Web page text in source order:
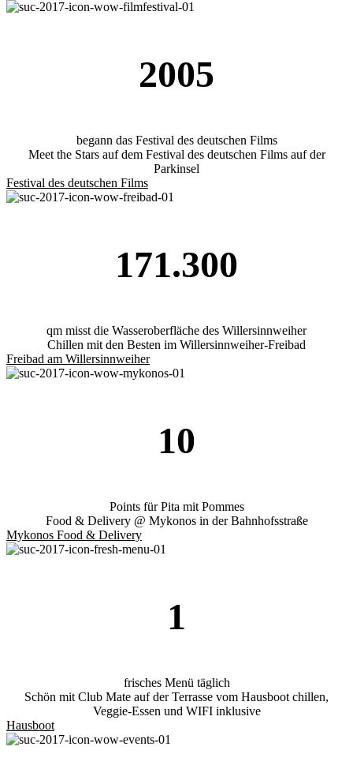
2005
begann das Festival des deutschen Films
Meet the Stars auf dem Festival des deutschen Films auf der
Parkinsel
Festival des deutschen Films
171.300
qm misst die Wasseroberfläche des Willersinnweiher
Chillen mit den Besten im Willersinnweiher-Freibad
Freibad am Willersinnweiher
10
Points für Pita mit Pommes
Food & Delivery @ Mykonos in der Bahnhofsstraße
Mykonos Food & Delivery
1
frisches Menü täglich
Schön mit Club Mate auf der Terrasse vom Hausboot chillen,
Veggie-Essen und WIFI inklusive
Hausboot